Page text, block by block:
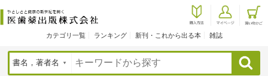
カテゴリ一覧 ランキング 新刊・これから出る本 雑誌
検索